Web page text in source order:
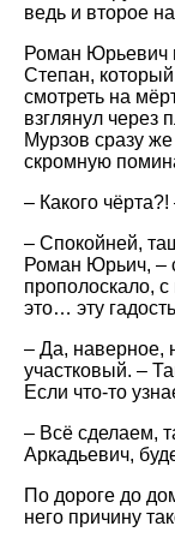
ведь и второе
Роман Юрьевич
Степан, который
смотреть на
взглянул через
Мурзов сразу
скромную
– Какого
– Спокойней,
Роман Юрьич, –
прополоскало,
это… эту
– Да, наверное,
участковый. –
Если что-то
– Всё сделаем,
Аркадьевич,
По дороге до
него причину